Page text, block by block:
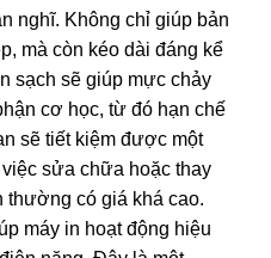
nghĩ. Không chỉ giúp bản
mà còn kéo dài đáng kể
sạch sẽ giúp mực chảy
cơ học, từ đó hạn chế
sẽ tiết kiệm được một
sửa chữa hoặc thay
thường có giá khá cao.
máy in hoạt động hiệu